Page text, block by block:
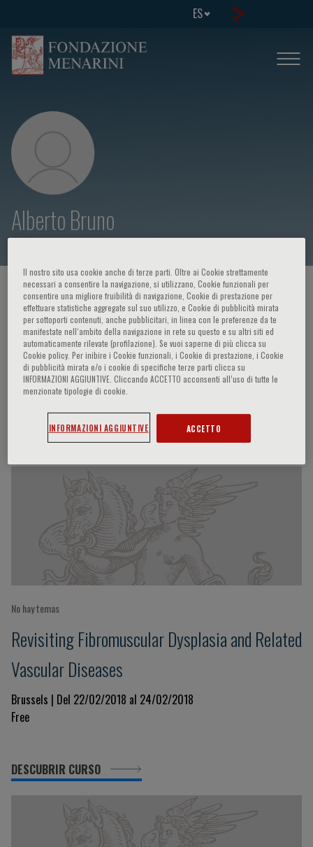
ES
Alberto Bruno
HOME PAGE / CURSOS Y EVENTOS / ORADOR
Alberto Bruno
Participaciones del ponente
No hay temas
Revisiting Fibromuscular Dysplasia and Related
Vascular Diseases
Brussels | Del 22/02/2018 al 24/02/2018
Free
DESCUBRIR CURSO
Il nostro sito usa cookie anche di terze parti. Oltre ai Cookie strettamente
necessari a consentire la navigazione, si utilizzano, Cookie funzionali per
consentire una migliore fruibilità di navigazione, Cookie di prestazione per
effettuare statistiche aggregate sul suo utilizzo, e Cookie di pubblicità mirata
per sottoporti contenuti, anche pubblicitari, in linea con le preferenze da te
manifestate nell‘ambito della navigazione in rete su questo e su altri siti ed
automaticamente rilevate (profilazione). Se vuoi saperne di più clicca su
Cookie policy. Per inibire i Cookie funzionali, i Cookie di prestazione, i Cookie
di pubblicità mirata e/o i cookie di specifiche terze parti clicca su
INFORMAZIONI AGGIUNTIVE. Cliccando ACCETTO acconsenti all’uso di tutte le
menzionate tipologie di cookie.
INFORMAZIONI AGGIUNTIVE ACCETTO